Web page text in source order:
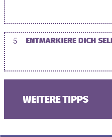
5 ENTMARKIERE DICH
WEITERE TIPPS